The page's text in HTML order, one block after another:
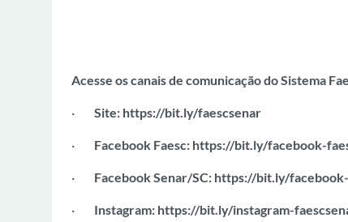
Acesse os canais de comunicação do Sistema
· Site: https://bit.ly/faescsenar
· Facebook Faesc: https://bit.ly/facebook-
· Facebook Senar/SC: https://bit.ly/
· Instagram: https://bit.ly/instagram-